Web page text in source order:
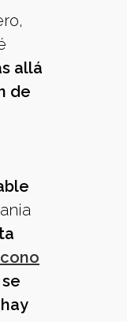
allá
de